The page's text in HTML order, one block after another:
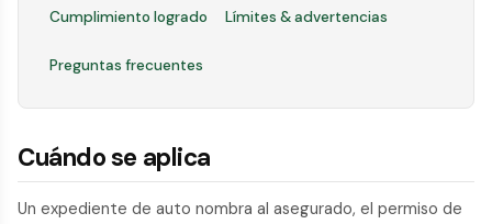
Cumplimiento logrado Límites & advertencias
Preguntas frecuentes
Cuándo se aplica
Un expediente de auto nombra al asegurado, el permiso de